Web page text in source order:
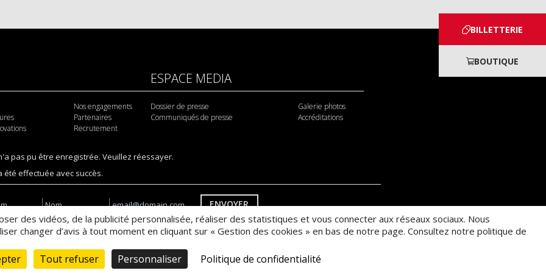
Nos engagements
Partenaires
Recrutement
ESPACE MEDIA
Dossier de presse
Communiqués de presse
Galerie photos
Accréditations
pas pu être enregistrée. Veuillez réessayer.
été effectuée avec succès.
ENVOYER
pixels de suivi par e-mail pour des communications personnalisées
BILLETTERIE
BOUTIQUE
des vidéos, de la publicité personnalisée, réaliser des statistiques et vous connecter aux réseaux sociaux. Nous
changer d’avis à tout moment en cliquant sur « Gestion des cookies » en bas de notre page. Consultez notre politique de
Tout refuser Personnaliser Politique de confidentialité